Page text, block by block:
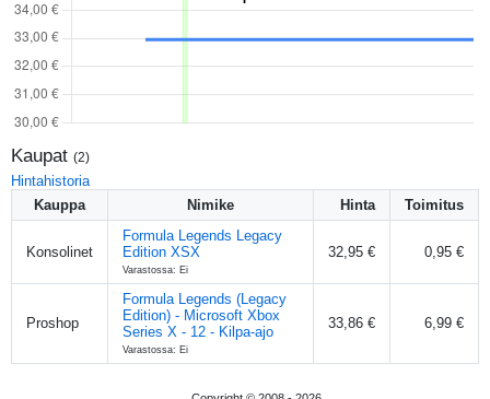
Kaupat (2)
Hintahistoria
Kauppa
Nimike Hinta Toimitus
Konsolinet
Formula Legends Legacy
Edition XSX
Varastossa: Ei
32,95 € 0,95 €
Proshop
Formula Legends (Legacy
Edition) - Microsoft Xbox
Series X - 12 - Kilpa-ajo
Varastossa: Ei
33,86 € 6,99 €